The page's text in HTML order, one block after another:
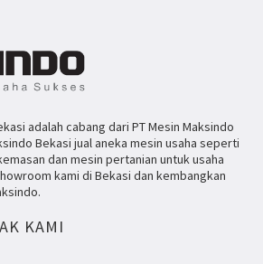
adalah cabang dari PT Mesin Maksindo
Bekasi jual aneka mesin usaha seperti
dan mesin pertanian untuk usaha
kami di Bekasi dan kembangkan
KAMI